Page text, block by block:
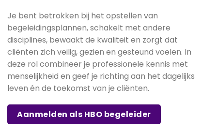
Je bent betrokken bij het opstellen van
begeleidingsplannen, schakelt met andere
disciplines, bewaakt de kwaliteit en zorgt dat
cliënten zich veilig, gezien en gesteund voelen. In
deze rol combineer je professionele kennis met
menselijkheid en geef je richting aan het dagelijks
leven én de toekomst van je cliënten.
Aanmelden als HBO begeleider